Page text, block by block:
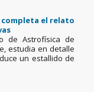
el relato
de Astrofísica de
estudia en detalle
un estallido de